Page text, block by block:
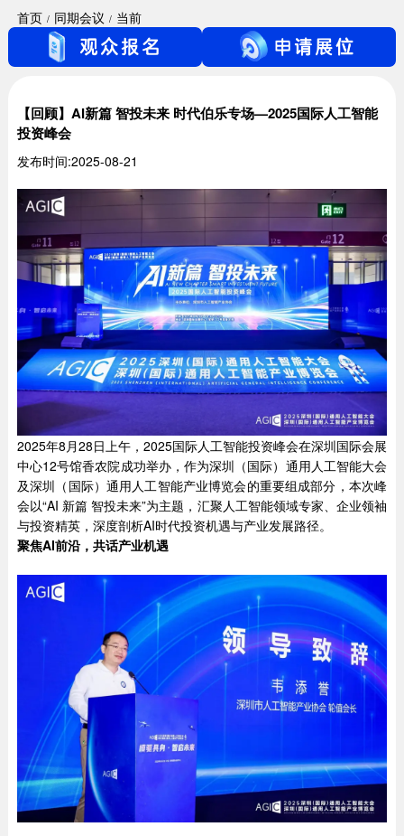
首页 同期会议 当前
【回顾】AI新篇 智投未来 时代伯乐专场—2025国际人工智能
投资峰会
发布时间:2025-08-21
2025年8月28日上午，2025国际人工智能投资峰会在深圳国际会展
中心12号馆香农院成功举办，作为深圳（国际）通用人工智能大会
及深圳（国际）通用人工智能产业博览会的重要组成部分，本次峰
会以“AI 新篇 智投未来”为主题，汇聚人工智能领域专家、企业领袖
与投资精英，深度剖析AI时代投资机遇与产业发展路径。
聚焦AI前沿，共话产业机遇